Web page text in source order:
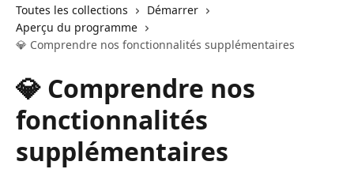
Toutes les collections
Démarrer
Aperçu du programme
💎 Comprendre nos fonctionnalités supplémentaires
💎 Comprendre nos
fonctionnalités
supplémentaires